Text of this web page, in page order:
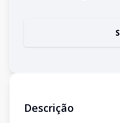
Descrição